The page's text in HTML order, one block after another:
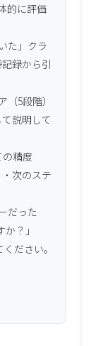
的に評価
た」クラ
録から引
5段階）
説明して
の精度
次のステ
だった
？」
ださい。